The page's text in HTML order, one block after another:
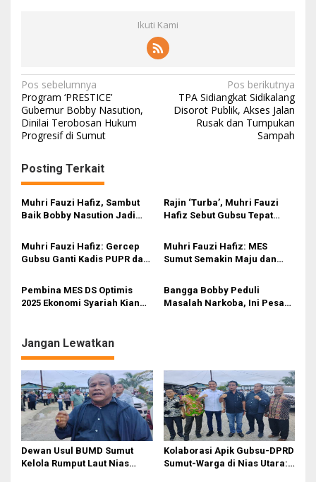
Ikuti Kami
N
a
v
g
a
s
p
o
s
Pos sebelumnya
Program ‘PRESTICE’
Gubernur Bobby Nasution,
Dinilai Terobosan Hukum
Progresif di Sumut
Pos berikutnya
TPA Sidiangkat Sidikalang
Disorot Publik, Akses Jalan
Rusak dan Tumpukan
Sampah
Posting Terkait
Muhri Fauzi Hafiz, Sambut
Baik Bobby Nasution Jadi
Rajin ‘Turba’, Muhri Fauzi
Hafiz Sebut Gubsu Tepat
Kadisdik
Muhri Fauzi Hafiz: Gercep
Gubsu Ganti Kadis PUPR dan
Terbaik Hari Raya
Muhri Fauzi Hafiz: MES
Sumut Semakin Maju dan
Pembina MES DS Optimis
2025 Ekonomi Syariah Kian
Bangga Bobby Peduli
Masalah Narkoba, Ini Pesan
Jangan Lewatkan
Dewan Usul BUMD Sumut
Kelola Rumput Laut Nias
Kolaborasi Apik Gubsu-DPRD
Sumut-Warga di Nias Utara: